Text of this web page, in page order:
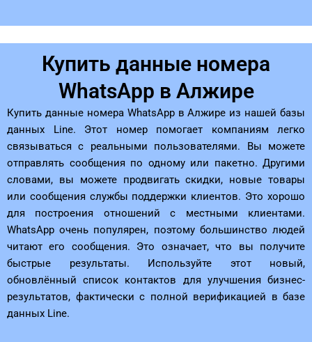
Купить данные номера
WhatsApp в Алжире
Купить данные номера WhatsApp в Алжире из нашей базы
данных Line. Этот номер помогает компаниям легко
связываться с реальными пользователями. Вы можете
отправлять сообщения по одному или пакетно. Другими
словами, вы можете продвигать скидки, новые товары
или сообщения службы поддержки клиентов. Это хорошо
для построения отношений с местными клиентами.
WhatsApp очень популярен, поэтому большинство людей
читают его сообщения. Это означает, что вы получите
быстрые результаты. Используйте этот новый,
обновлённый список контактов для улучшения бизнес-
результатов, фактически с полной верификацией в базе
данных Line.